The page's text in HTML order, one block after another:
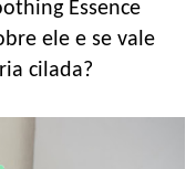
Essence
ele e se vale
cilada?